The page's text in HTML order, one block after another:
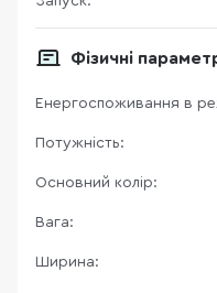
Фізичні
Енергоспоживання в
Потужність:
Основний колір:
Вага:
Ширина: